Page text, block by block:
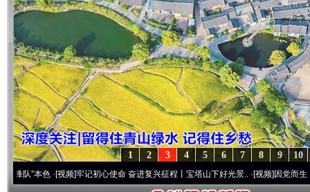
10
9
8
7
6
5
4
3
2
1
·[视频]牢记初心使命 奋进复兴征程丨宝塔山下好光景..·[视频]因党而生 为党而战